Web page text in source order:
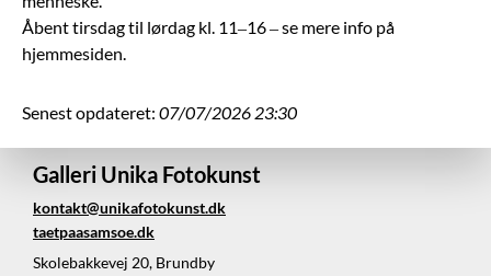
Åbent tirsdag til lørdag kl. 11–16 – se mere info på
hjemmesiden.
Senest opdateret: 07/07/2026 23:30
Galleri Unika Fotokunst
kontakt@unikafotokunst.dk
taetpaasamsoe.dk
Skolebakkevej 20, Brundby